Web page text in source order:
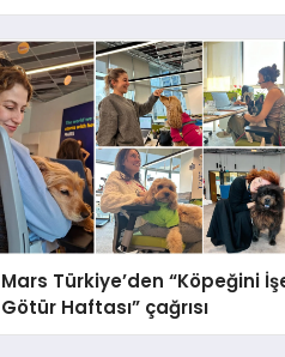
global marka vizyonunu
sergiledi
Mars Türkiye’den “Köpeğini
Götür Haftası” çağrısı